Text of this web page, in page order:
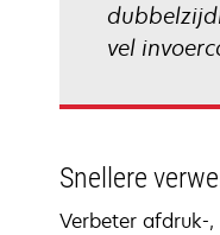
vel
Snellere
Verbeter afdruk-